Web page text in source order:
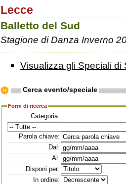
Lecce
Balletto del Sud
Stagione di Danza Inverno
Visualizza gli Speciali di
Cerca evento/speciale
Form di ricerca
Categoria:
Parola chiave:
Dal:
Al:
Disponi per:
In ordine: